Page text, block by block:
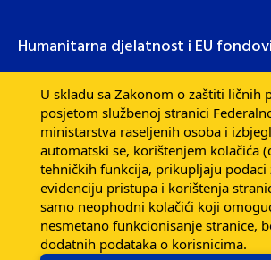
Humanitarna djelatnost i EU fondovi
Humanitarna djelatnost
Razvojna pomoć EU fondova
Dijaspora
U skladu sa Zakonom o zaštiti ličnih
posjetom službenoj stranici
ministarstva raseljenih osoba i
automatski se, korištenjem kolačića
tehničkih funkcija, prikupljaju podaci
evidenciju pristupa i korištenja
samo neophodni kolačići koji
nesmetano funkcionisanje stranice,
dodatnih podataka o korisnicima.